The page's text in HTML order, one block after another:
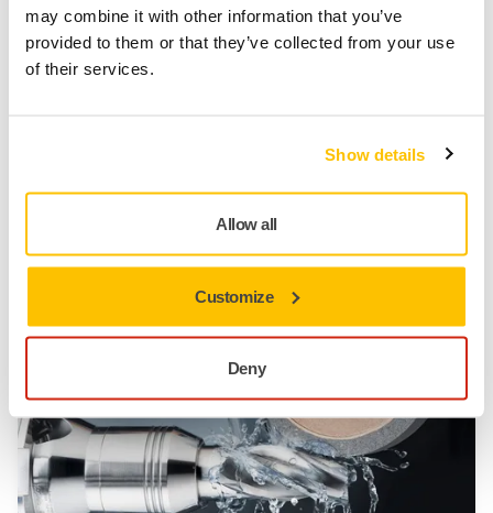
may combine it with other information that you’ve
provided to them or that they’ve collected from your use
of their services.
Show details
Allow all
Customize
Deny
Herstel van mobiele beeldschermen